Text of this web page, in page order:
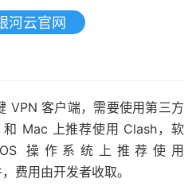
河云官网
VPN 客户端，需要使用第三方
Mac 上推荐使用 Clash，软
操作系统上推荐使用
费用由开发者收取。